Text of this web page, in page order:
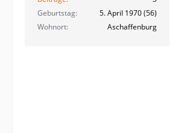
Geburtstag
5. April 1970 (56)
Wohnort
Aschaffenburg